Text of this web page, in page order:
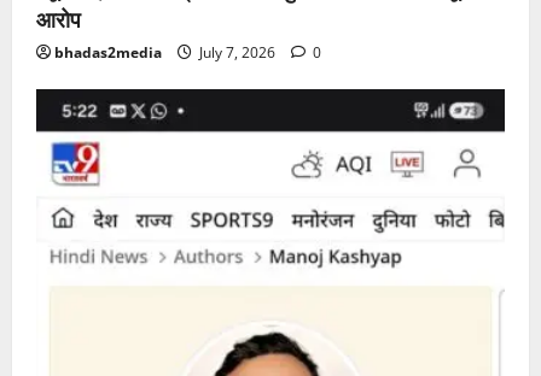
आरोप
bhadas2media July 7, 2026 0